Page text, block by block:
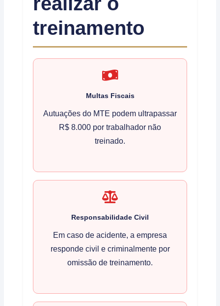
treinamento
Multas Fiscais
Autuações do MTE podem ultrapassar
R$ 8.000 por trabalhador não
treinado.
Responsabilidade Civil
Em caso de acidente, a empresa
responde civil e criminalmente por
omissão de treinamento.